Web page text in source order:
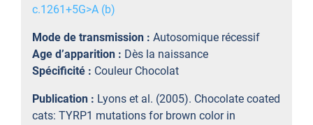
c.1261+5G>A (b)
Mode de transmission : Autosomique récessif
Age d’apparition : Dès la naissance
Spécificité : Couleur Chocolat
Publication : Lyons et al. (2005). Chocolate coated
cats: TYRP1 mutations for brown color in